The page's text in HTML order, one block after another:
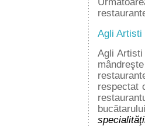
Agli Artisti
Agli
respectat